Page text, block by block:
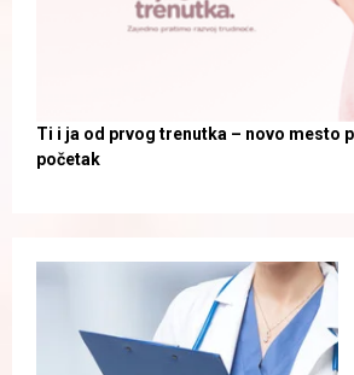
Ti i ja od prvog trenutka – novo mesto
početak